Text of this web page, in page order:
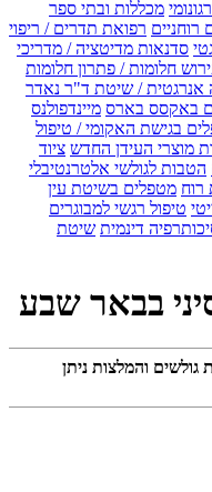
מכללות ובתי ספר
רוחניים רפואת תדרים / ריפוי
סדנאות מדיטציה / מדריכי
חלומות / פתרון חלומות
אנרגטית / שיטת ד"ר נאדר
באקסס בארס מיינדפולנס
בגישת האקומי / טיפול
מוצרי העידן החדש ציוד
הטבות לגולשי אלטרנטיבלי
רוח מטפלים בשיטת עין
טיפול רגשי למבוגרים
דינמית שיטת
בבאר שבע
גולשים והמלצות ניתן